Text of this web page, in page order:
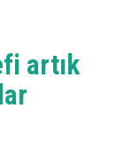
artık